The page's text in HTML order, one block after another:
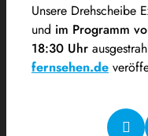
Unsere Drehscheibe
und im Programm
18:30 Uhr
fernsehen.de